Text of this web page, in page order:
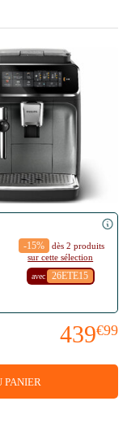
-15%
dès 2 produits
sur cette sélection
avec 26ETE15
439€99
PANIER